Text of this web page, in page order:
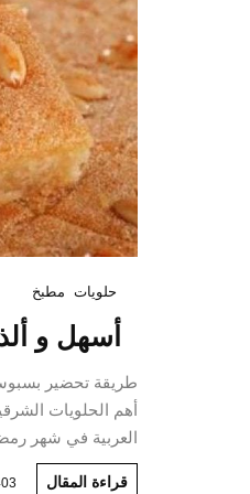
حلويات مطبخ
أسهل و
طريقة تحضير
أهم الحلويات
العربية في شهر
قراءة المقال